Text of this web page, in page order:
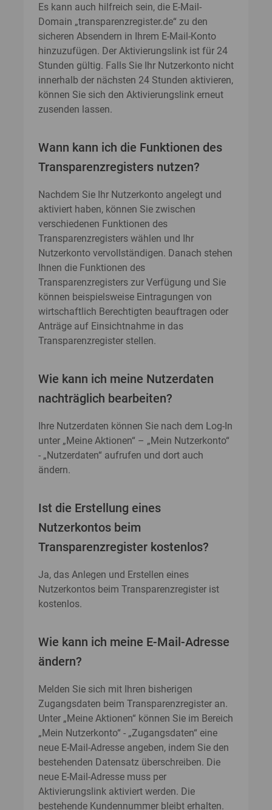
Es kann auch hilfreich sein, die E-Mail-
Domain „transparenzregister.de“ zu den
sicheren Absendern in Ihrem E-Mail-Konto
hinzuzufügen. Der Aktivierungslink ist für 24
Stunden gültig. Falls Sie Ihr Nutzerkonto nicht
innerhalb der nächsten 24 Stunden aktivieren,
können Sie sich den Aktivierungslink erneut
zusenden lassen.
Wann kann ich die Funktionen des
Transparenzregisters nutzen?
Nachdem Sie Ihr Nutzerkonto angelegt und
aktiviert haben, können Sie zwischen
verschiedenen Funktionen des
Transparenzregisters wählen und Ihr
Nutzerkonto vervollständigen. Danach stehen
Ihnen die Funktionen des
Transparenzregisters zur Verfügung und Sie
können beispielsweise Eintragungen von
wirtschaftlich Berechtigten beauftragen oder
Anträge auf Einsichtnahme in das
Transparenzregister stellen.
Wie kann ich meine Nutzerdaten
nachträglich bearbeiten?
Ihre Nutzerdaten können Sie nach dem Log-In
unter „Meine Aktionen“ – „Mein Nutzerkonto“
- „Nutzerdaten“ aufrufen und dort auch
ändern.
Ist die Erstellung eines
Nutzerkontos beim
Transparenzregister kostenlos?
Ja, das Anlegen und Erstellen eines
Nutzerkontos beim Transparenzregister ist
kostenlos.
Wie kann ich meine E-Mail-Adresse
ändern?
Melden Sie sich mit Ihren bisherigen
Zugangsdaten beim Transparenzregister an.
Unter „Meine Aktionen“ können Sie im Bereich
„Mein Nutzerkonto“ - „Zugangsdaten“ eine
neue E-Mail-Adresse angeben, indem Sie den
bestehenden Datensatz überschreiben. Die
neue E-Mail-Adresse muss per
Aktivierungslink aktiviert werden. Die
bestehende Kundennummer bleibt erhalten.